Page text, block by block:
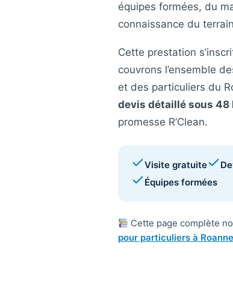
équipes formées, du
connaissance du
Cette prestation
couvrons l’ensemble
et des particuliers du
devis détaillé sous 48
promesse R’Clean.
Visite gratuite
Équipes formées
Cette page complète
pour particuliers à Roanne